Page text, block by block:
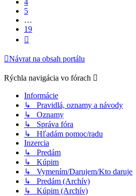
4
5
…
19
Návrat na obsah portálu
Rýchla navigácia vo fórach
Informácie
↳ Pravidlá, oznamy a návody
↳ Oznamy
↳ Správa fóra
↳ Hľadám pomoc/radu
Inzercia
↳ Predám
↳ Kúpim
↳ Vymením/Darujem/Kto daruje
↳ Predám (Archív)
↳ Kúpim (Archív)